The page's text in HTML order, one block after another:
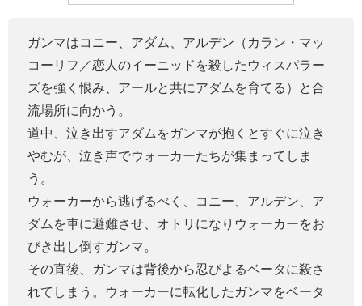
ガンマはコニー、アダム、アルデン（カラン・マッ
コーリフ／恋人のイーニッドを殺したウィスパラー
ズを強く恨み、アールと共にアダムを育てる）と合
流場所に向かう。
道中、泣き出すアダムをガンマが抱くとすぐに泣き
やむが、泣き声でウォーカーたちが集まってしま
う。
ウォーカーから逃げるべく、コニー、アルデン、ア
ダムを車に避難させ、オトリになりウォーカーをお
びき出し倒すガンマ。
その直後、ガンマは背後から忍びよるベータに殺さ
れてしまう。ウォーカーに転化したガンマをベータ